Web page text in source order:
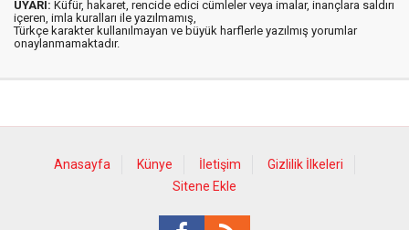
UYARI: Küfür, hakaret, rencide edici cümleler veya imalar, inançlara saldırı
içeren, imla kuralları ile yazılmamış,
Türkçe karakter kullanılmayan ve büyük harflerle yazılmış yorumlar
onaylanmamaktadır.
Anasayfa Künye İletişim
Gizlilik İlkeleri
Sitene Ekle